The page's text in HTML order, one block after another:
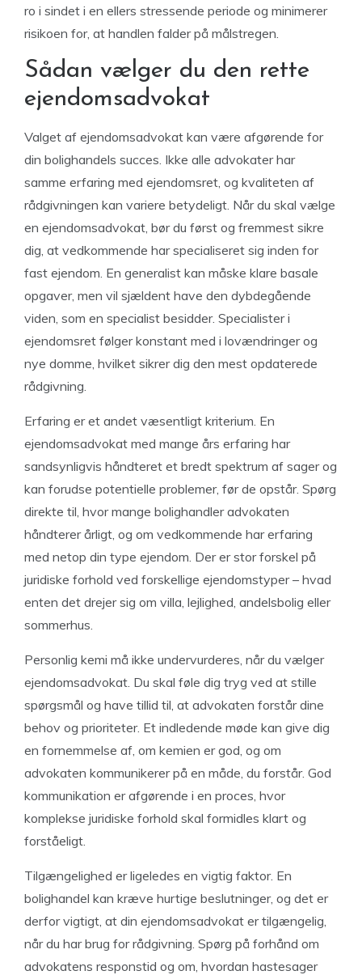
ro i sindet i en ellers stressende periode og minimerer
risikoen for, at handlen falder på målstregen.
Sådan vælger du den rette
ejendomsadvokat
Valget af ejendomsadvokat kan være afgørende for
din bolighandels succes. Ikke alle advokater har
samme erfaring med ejendomsret, og kvaliteten af
rådgivningen kan variere betydeligt. Når du skal vælge
en ejendomsadvokat, bør du først og fremmest sikre
dig, at vedkommende har specialiseret sig inden for
fast ejendom. En generalist kan måske klare basale
opgaver, men vil sjældent have den dybdegående
viden, som en specialist besidder. Specialister i
ejendomsret følger konstant med i lovændringer og
nye domme, hvilket sikrer dig den mest opdaterede
rådgivning.
Erfaring er et andet væsentligt kriterium. En
ejendomsadvokat med mange års erfaring har
sandsynligvis håndteret et bredt spektrum af sager og
kan forudse potentielle problemer, før de opstår. Spørg
direkte til, hvor mange bolighandler advokaten
håndterer årligt, og om vedkommende har erfaring
med netop din type ejendom. Der er stor forskel på
juridiske forhold ved forskellige ejendomstyper – hvad
enten det drejer sig om villa, lejlighed, andelsbolig eller
sommerhus.
Personlig kemi må ikke undervurderes, når du vælger
ejendomsadvokat. Du skal føle dig tryg ved at stille
spørgsmål og have tillid til, at advokaten forstår dine
behov og prioriteter. Et indledende møde kan give dig
en fornemmelse af, om kemien er god, og om
advokaten kommunikerer på en måde, du forstår. God
kommunikation er afgørende i en proces, hvor
komplekse juridiske forhold skal formidles klart og
forståeligt.
Tilgængelighed er ligeledes en vigtig faktor. En
bolighandel kan kræve hurtige beslutninger, og det er
derfor vigtigt, at din ejendomsadvokat er tilgængelig,
når du har brug for rådgivning. Spørg på forhånd om
advokatens responstid og om, hvordan hastesager